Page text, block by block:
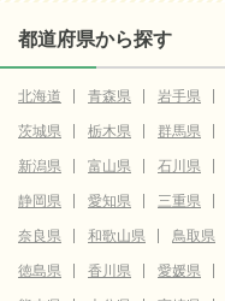
都道府県から探す
北海道 青森県 岩手県
茨城県
栃木県 群馬県
新潟県
富山県 石川県
静岡県
愛知県 三重県
奈良県
和歌山県 鳥取県
徳島県
香川県 愛媛県